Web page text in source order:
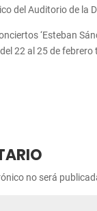
del Auditorio de la
‘Esteban
22 al 25 de
no será